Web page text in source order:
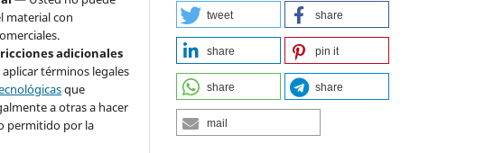
material con
adicionales
términos legales
que
a otras a hacer
permitido por la
tweet share
share pin it
share share
mail